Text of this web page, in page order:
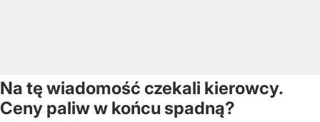
Na tę wiadomość czekali kierowcy.
Ceny paliw w końcu spadną?